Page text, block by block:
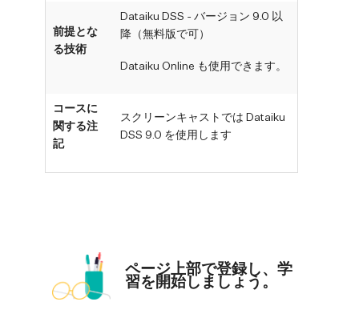
前提とな
る技術
Dataiku DSS - バージョン 9.0 以
降（無料版で可）
Dataiku Online も使用できます。
コースに
関する注
記
スクリーンキャストでは Dataiku
DSS 9.0 を使用します
ページ上部で登録し、学
習を開始しましょう。